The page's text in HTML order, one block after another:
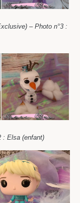
– Photo n°3 :
: Elsa (enfant)